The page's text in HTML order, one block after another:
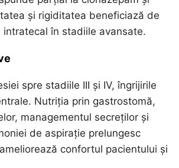
și rigiditatea beneficiază de
intratecal în stadiile avansate.
spre stadiile III și IV, îngrijirile
Nutriția prin gastrostomă,
managementul secreților și
de aspirație prelungesc
confortul pacientului și